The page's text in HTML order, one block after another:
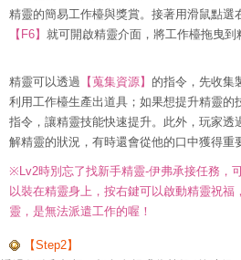
精靈的簡易工作檯與獎賞。接著用滑鼠點選
【F6】 就可開啟精靈介面，將工作檯拖曳到
精靈可以透過 【蒐集資源】 的指令，先收集
利用工作檯生產出道具；如果想提升精靈的
指令，讓精靈技能快速提升。此外，玩家透
解精靈的狀況，有時還會從他的口中獲得重
※Lv2時別忘了找新手精靈-伊弗承接任務，
以裝在精靈身上，按右鍵可以啟動精靈祝福
靈，是無法派遣工作的喔！
【Step2】